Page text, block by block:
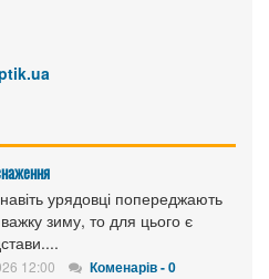
урядовці попереджають
зиму, то для цього є
12:00 Коменарів - 0